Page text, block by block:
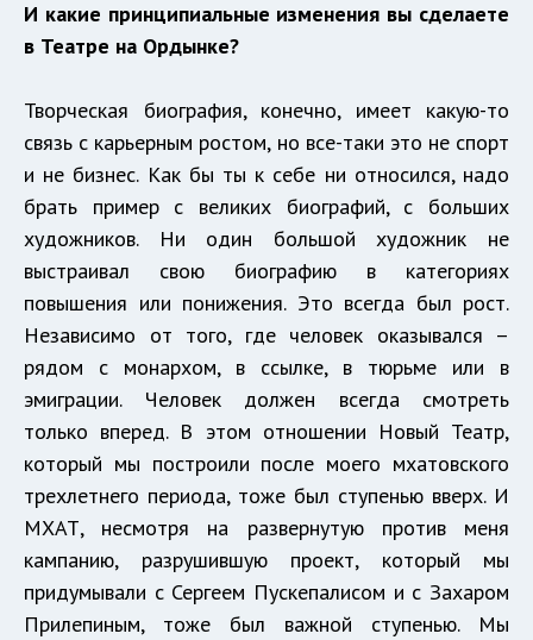
И какие принципиальные изменения вы сделаете
в Театре на Ордынке?
Творческая биография, конечно, имеет какую-то
связь с карьерным ростом, но все-таки это не спорт
и не бизнес. Как бы ты к себе ни относился, надо
брать пример с великих биографий, с больших
художников. Ни один большой художник не
выстраивал свою биографию в категориях
повышения или понижения. Это всегда был рост.
Независимо от того, где человек оказывался –
рядом с монархом, в ссылке, в тюрьме или в
эмиграции. Человек должен всегда смотреть
только вперед. В этом отношении Новый Театр,
который мы построили после моего мхатовского
трехлетнего периода, тоже был ступенью вверх. И
МХАТ, несмотря на развернутую против меня
кампанию, разрушившую проект, который мы
придумывали с Сергеем Пускепалисом и с Захаром
Прилепиным, тоже был важной ступенью. Мы